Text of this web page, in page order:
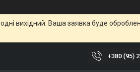
вихідний. Ваша заявка буде
+380 (95)